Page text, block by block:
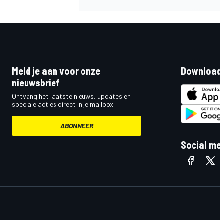
Meld je aan voor onze
nieuwsbrief
Ontvang het laatste nieuws, updates en
speciale acties direct in je mailbox.
ABONNEER
Social